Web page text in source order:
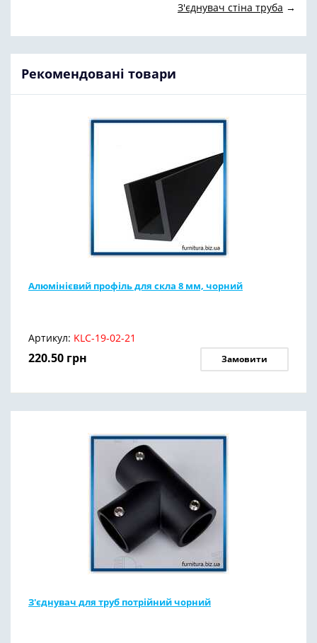
З'єднувач стіна труба →
Рекомендовані товари
Алюмінієвий профіль для скла 8 мм, чорний
Артикул: KLC-19-02-21
220.50 грн Замовити
З'єднувач для труб потрійний чорний